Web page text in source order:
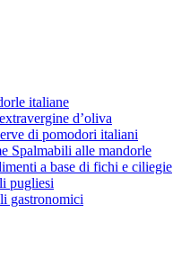
italiane
d’oliva
di pomodori italiani
Spalmabili alle mandorle
a base di fichi e ciliegie
pugliesi
gastronomici